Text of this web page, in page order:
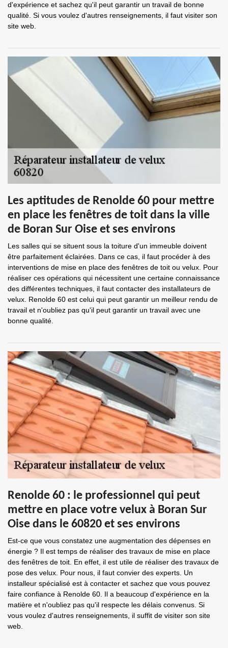
d'expérience et sachez qu'il peut garantir un travail de bonne
qualité. Si vous voulez d'autres renseignements, il faut visiter son
site web.
Les aptitudes de Renolde 60 pour mettre
en place les fenêtres de toit dans la ville
de Boran Sur Oise et ses environs
Les salles qui se situent sous la toiture d'un immeuble doivent
être parfaitement éclairées. Dans ce cas, il faut procéder à des
interventions de mise en place des fenêtres de toit ou velux. Pour
réaliser ces opérations qui nécessitent une certaine connaissance
des différentes techniques, il faut contacter des installateurs de
velux. Renolde 60 est celui qui peut garantir un meilleur rendu de
travail et n'oubliez pas qu'il peut garantir un travail avec une
bonne qualité.
Renolde 60 : le professionnel qui peut
mettre en place votre velux à Boran Sur
Oise dans le 60820 et ses environs
Est-ce que vous constatez une augmentation des dépenses en
énergie ? Il est temps de réaliser des travaux de mise en place
des fenêtres de toit. En effet, il est utile de réaliser des travaux de
pose des velux. Pour nous, il faut convier des experts. Un
installeur spécialisé est à contacter et sachez que vous pouvez
faire confiance à Renolde 60. Il a beaucoup d'expérience en la
matière et n'oubliez pas qu'il respecte les délais convenus. Si
vous voulez d'autres renseignements, il suffit de visiter son site
web.